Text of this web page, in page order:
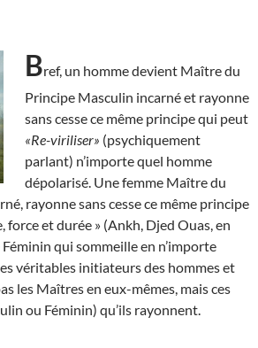
Bref, un homme devient Maître du
Principe Masculin incarné et rayonne
sans cesse ce même principe qui peut
«Re-viriliser» (psychiquement
parlant) n’importe quel homme
dépolarisé. Une femme Maître du
rayonne sans cesse ce même principe
force et durée » (Ankh, Djed Ouas, en
qui sommeille en n’importe
véritables initiateurs des hommes et
les Maîtres en eux-mêmes, mais ces
ou Féminin) qu’ils rayonnent.